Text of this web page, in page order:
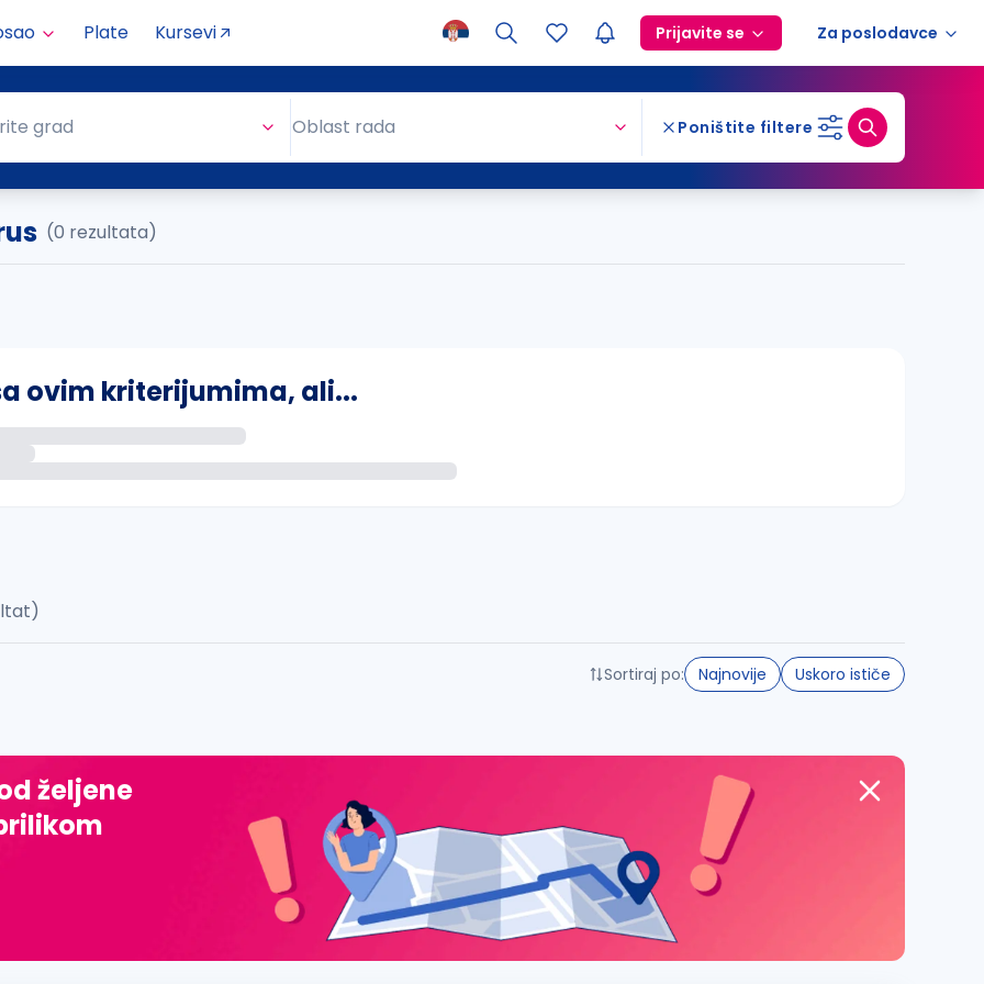
Plate Kursevi Prijavite se Za poslodavce
grad Oblast rada Poništite filtere
(0 rezultata)
ovim kriterijumima, ali...
đ, ž, dž)
Sortiraj po: Najnovije Uskoro ističe
željene